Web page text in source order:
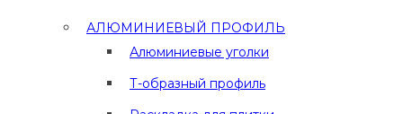
АЛЮМИНИЕВЫЙ ПРОФИЛЬ
Алюминиевые уголки
Т-образный профиль